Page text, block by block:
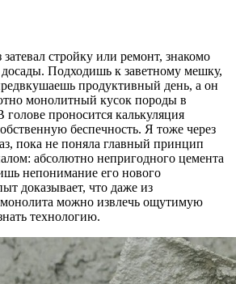
стройку или ремонт, знакомо
Подходишь к заветному мешку,
продуктивный день, а он
монолитный кусок породы в
проносится калькуляция
беспечность. Я тоже через
пока не поняла главный принцип
абсолютно непригодного цемента
непонимание его нового
доказывает, что даже из
можно извлечь ощутимую
технологию.